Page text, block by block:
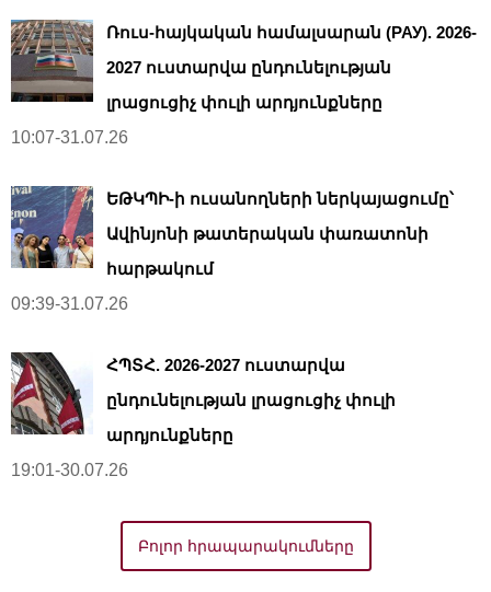
Ռուս-հայկական համալսարան (РАУ). 2026-
2027 ուստարվա ընդունելության
լրացուցիչ փուլի արդյունքները
10:07-31.07.26
ԵԹԿՊԻ-ի ուսանողների ներկայացումը՝
Ավինյոնի թատերական փառատոնի
հարթակում
09:39-31.07.26
ՀՊՏՀ. 2026-2027 ուստարվա
ընդունելության լրացուցիչ փուլի
արդյունքները
19:01-30.07.26
Բոլոր հրապարակումները